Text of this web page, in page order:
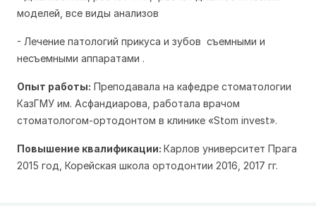
моделей, все виды анализов
- Лечение патологий прикуса и зубов съемными и
несъемными аппаратами .
Опыт работы: Преподавала на кафедре стоматологии
КазГМУ им. Асфандиарова, работала врачом
стоматологом-ортодонтом в клинике «Stom invest».
Повышение квалификации: Карлов университет Прага
2015 год, Корейская школа ортодонтии 2016, 2017 гг.